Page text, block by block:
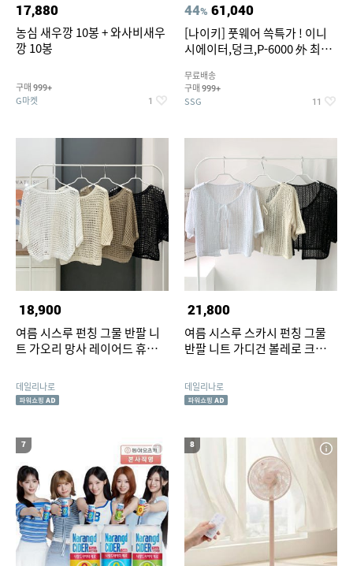
17,880
농심 새우깡 10봉 + 와사비새우
깡 10봉
구매 999+
G마켓 1
44% 61,040
[나이키] 풋웨어 쓱특가 ! 이니
시에이터,덩크,P-6000 外 최대
무료배송
구매 999+
SSG 11
18,900
여름 시스루 펀칭 그물 반팔 니
트 가오리 망사 레이어드 휴양지
데일리나로
21,800
여름 시스루 스카시 펀칭 그물
반팔 니트 가디건 볼레로 크롭
데일리나로
7 8